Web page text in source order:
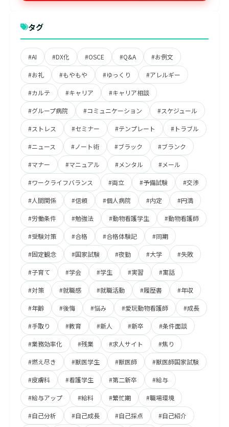
タグ
#AI #DX化 #OSCE #Q&A #お例文
#お礼 #もやもや #ゆっくり #アレルギー
#カルテ #キャリア #キャリア相談
#グループ病院 #コミュニケーション #スケジュール
#ストレス #セミナー #テンプレート #トラブル
#ニュース #ノート術 #ブラック #ブランク
#マナー #マニュアル #メンタル #メール
#ワークライフバランス #両立 #予備試験 #交渉
#人間関係 #信頼 #個人病院 #内定 #円満
#労働条件 #勉強法 #動物看護学生 #動物看護師
#受験対策 #合格 #合格体験記 #同期
#固定観念 #国家試験 #夜勤 #大学 #失敗
#子育て #学会 #学生 #実習 #寓話
#対策 #就職感 #就職活動 #履歴書 #年収
#年齢 #後悔 #悩み #愛玩動物看護師 #成長
#手取り #教育 #新人 #新卒 #条件面談
#業務効率化 #残業 #求人サイト #焦り
#燃え尽き #獣医学生 #獣医師 #獣医師国家試験
#皮膚科 #看護学生 #第二新卒 #給与
#給与アップ #給料 #繁忙期 #職場環境
#自己分析 #自己成長 #自己採点 #自己紹介